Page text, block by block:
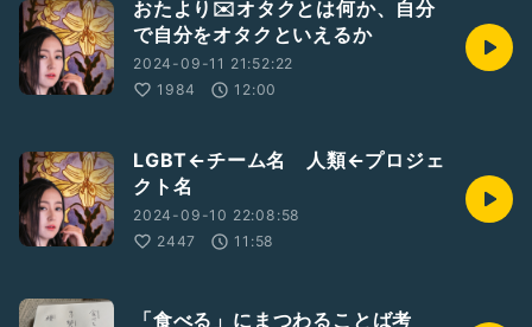
おたより✉️オタクとは何か、自分
で自分をオタクといえるか
2024-09-11 21:52:22
1984
12:00
LGBT←チーム名 人類←プロジェ
クト名
2024-09-10 22:08:58
2447
11:58
「食べる」にまつわることば考